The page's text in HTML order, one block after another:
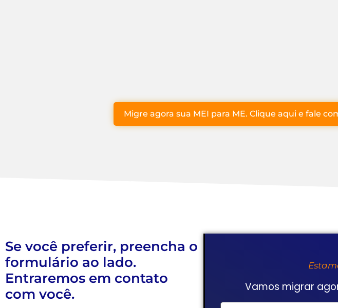
Migre agora sua MEI para ME. Clique aqui e fale
Se você preferir, preencha o
formulário ao lado.
Entraremos em contato
com você.
Vamos migrar